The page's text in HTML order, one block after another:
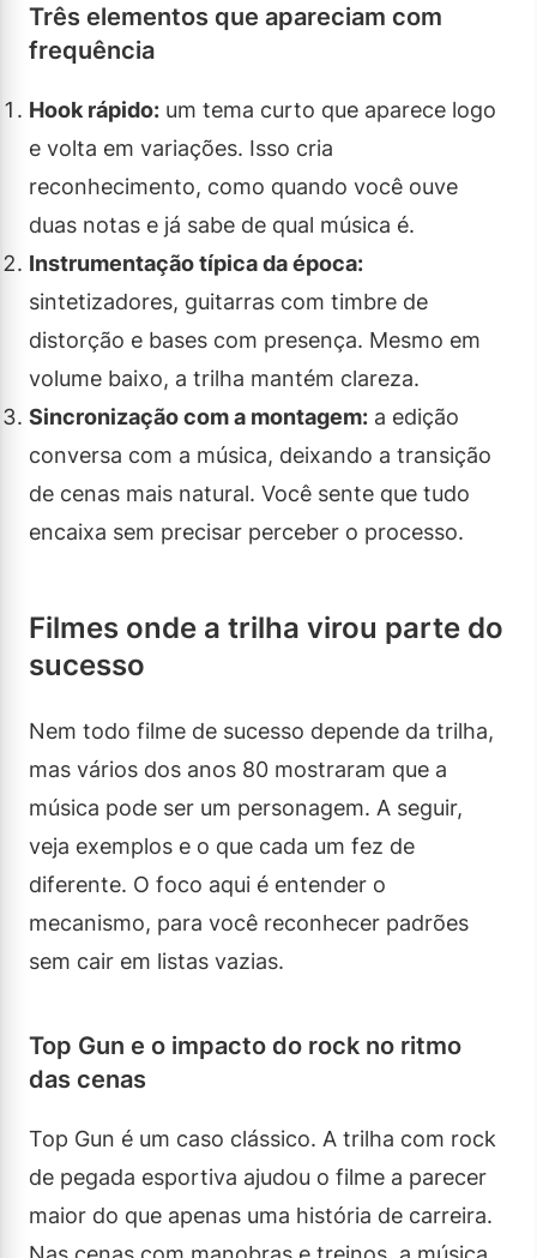
Três elementos que apareciam com
frequência
Hook rápido: um tema curto que aparece logo
e volta em variações. Isso cria
reconhecimento, como quando você ouve
duas notas e já sabe de qual música é.
Instrumentação típica da época:
sintetizadores, guitarras com timbre de
distorção e bases com presença. Mesmo em
volume baixo, a trilha mantém clareza.
Sincronização com a montagem: a edição
conversa com a música, deixando a transição
de cenas mais natural. Você sente que tudo
encaixa sem precisar perceber o processo.
Filmes onde a trilha virou parte do
sucesso
Nem todo filme de sucesso depende da trilha,
mas vários dos anos 80 mostraram que a
música pode ser um personagem. A seguir,
veja exemplos e o que cada um fez de
diferente. O foco aqui é entender o
mecanismo, para você reconhecer padrões
sem cair em listas vazias.
Top Gun e o impacto do rock no ritmo
das cenas
Top Gun é um caso clássico. A trilha com rock
de pegada esportiva ajudou o filme a parecer
maior do que apenas uma história de carreira.